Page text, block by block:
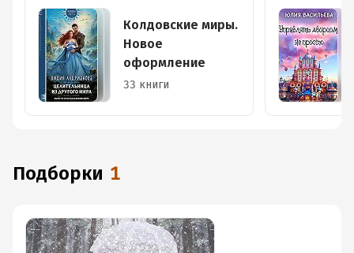
Колдовские миры.
Новое
оформление
33 книги
Подборки 1